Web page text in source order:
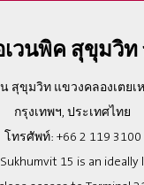
วนพิค สุขุมวิท
สุขุมวิท แขวงคลองเตยเ
กรุงเทพฯ, ประเทศไทย
โทรศัพท์: +66 2 119 3100
15 is an